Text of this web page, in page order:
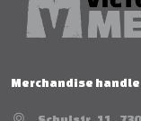
Merchandise